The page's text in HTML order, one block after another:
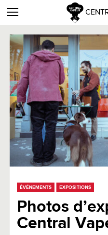
ÉVÉNEMENTS EXPOSITIONS
Photos
Central